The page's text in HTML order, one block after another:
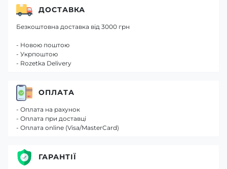
ДОСТАВКА
Безкоштовна доставка від 3000 грн
- Новою поштою
- Укрпоштою
- Rozetka Delivery
ОПЛАТА
- Оплата на рахунок
- Оплата при доставці
- Оплата online (Visa/MasterCard)
ГАРАНТІЇ